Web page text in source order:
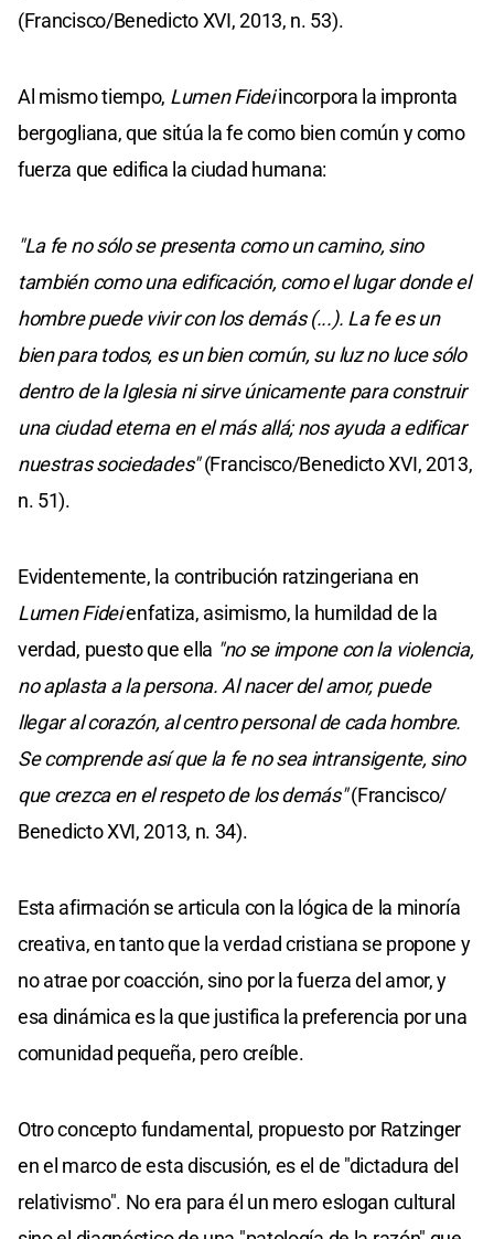
(Francisco/Benedicto XVI, 2013, n. 53).
Al mismo tiempo, Lumen Fideiincorpora la impronta
bergogliana, que sitúa la fe como bien común y como
fuerza que edifica la ciudad humana:
"La fe no sólo se presenta como un camino, sino
también como una edificación, como el lugar donde el
hombre puede vivir con los demás (...). La fe es un
bien para todos, es un bien común, su luz no luce sólo
dentro de la Iglesia ni sirve únicamente para construir
una ciudad eterna en el más allá; nos ayuda a edificar
nuestras sociedades"(Francisco/Benedicto XVI, 2013,
n. 51).
Evidentemente, la contribución ratzingeriana en
Lumen Fideienfatiza, asimismo, la humildad de la
verdad, puesto que ella "no se impone con la violencia,
no aplasta a la persona. Al nacer del amor, puede
llegar al corazón, al centro personal de cada hombre.
Se comprende así que la fe no sea intransigente, sino
que crezca en el respeto de los demás"(Francisco/
Benedicto XVI, 2013, n. 34).
Esta afirmación se articula con la lógica de la minoría
creativa, en tanto que la verdad cristiana se propone y
no atrae por coacción, sino por la fuerza del amor, y
esa dinámica es la que justifica la preferencia por una
comunidad pequeña, pero creíble.
Otro concepto fundamental, propuesto por Ratzinger
en el marco de esta discusión, es el de "dictadura del
relativismo". No era para él un mero eslogan cultural